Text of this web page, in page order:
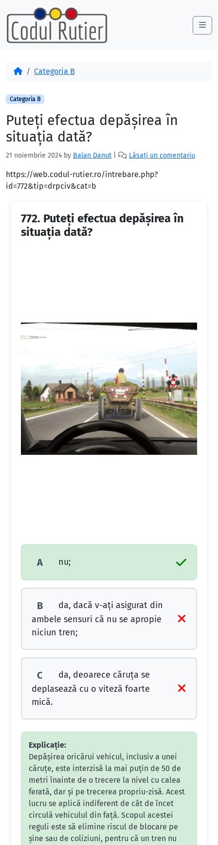
Skip to content
Skip to footer
AcasăCategoria B
Categoria B
Puteţi efectua depăşirea în
situaţia dată?
21 noiembrie 2024 by Balan Danut Lăsați un comentariu
https://web.codul-rutier.ro/intrebare.php?
id=772&tip=drpciv&cat=b
772. Puteţi efectua depăşirea în
situaţia dată?
A nu;
B
da, dacă v-aţi asigurat din
ambele sensuri că nu se apropie
niciun tren;
C
da, deoarece căruţa se
deplasează cu o viteză foarte
mică.
Explicație:
Depășirea oricărui vehicul, inclusiv a unei
căruțe, este interzisă la mai puțin de 50 de
metri înainte de o trecere la nivel cu calea
ferată, dar și pe trecerea propriu-zisă. Acest
lucru se aplică indiferent de cât de încet
circulă vehiculul din față. Scopul acestei
reguli este să elimine riscul de blocare pe
șine sau de coliziuni, pentru că un tren nu